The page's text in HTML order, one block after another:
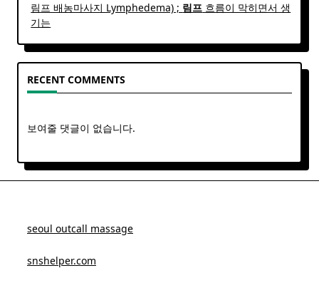
림프 배농마사지 Lymphedema) ; 림프 흐름이 막히면서 생
기는
RECENT COMMENTS
보여줄 댓글이 없습니다.
seoul outcall massage
snshelper.com